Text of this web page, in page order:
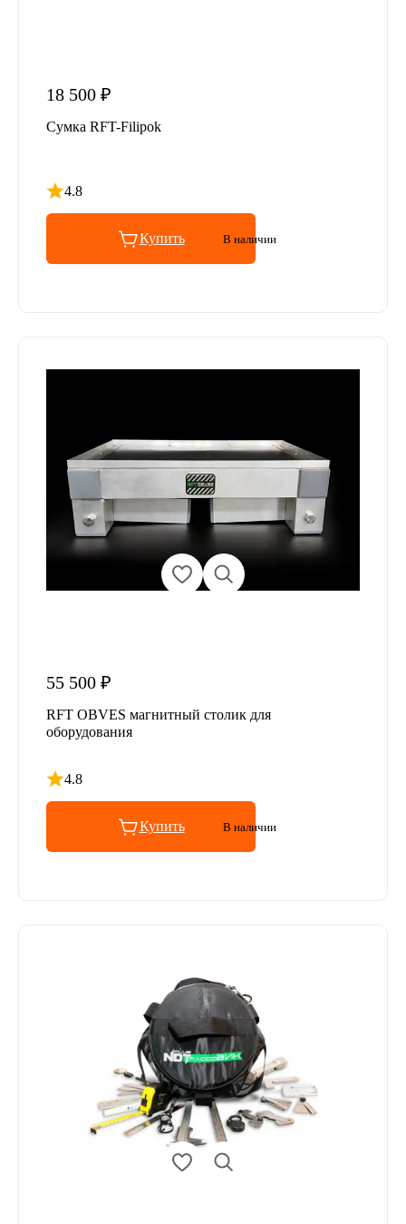
18 500 ₽
Сумка RFT-Filipok
4.8
Рейтинг 4.8 из 5
Купить В наличии
55 500 ₽
RFT OBVES магнитный столик для
оборудования
4.8
Рейтинг 4.8 из 5
Купить В наличии